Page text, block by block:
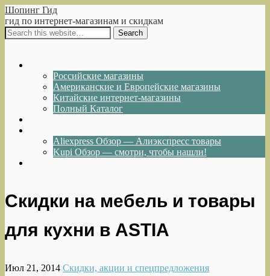
Шопинг Гид
гид по интернет-магазинам и скидкам
Российские магазины
Американские и Европейские магазины
Китайские интернет-магазины
Полный Каталог
Aliexpress Обзор — Алиэкспресс товары
Kupi Обзор — смотри, чтобы нашли!
Скидки на мебель и товары
для кухни в ASTIA
Июл 21, 2014 Скидки, акции и спецпредложения